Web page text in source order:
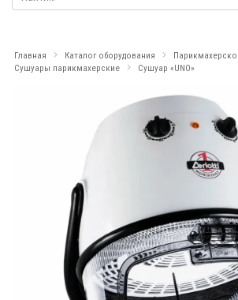
for:
Главная Каталог оборудования
Сушуары парикмахерские
Сушуар «UNO»